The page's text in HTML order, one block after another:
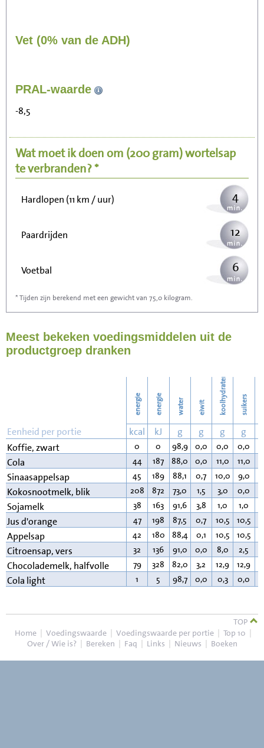
Vet (0% van de ADH)
PRAL-waarde
-8,5
Wat moet ik doen om (200 gram)wortelsap
te verbranden? *
Zitten, tv kijken
Wandelen (5 km/uur) 11
Hardlopen (11 km / uur) 4
Paardrijden 12
Voetbal 6
Stofzuigen
Strijken 21
24
* Tijden zijn berekend met een gewicht van 75,0 kilogram.
Meest bekeken voedingsmiddelen uit de
productgroep dranken
energie energie water eiwit koolhydraten suikers
Eenheid per portie kcal kJ g g g g
Koffie, zwart
0 0 98,9 0,0 0,0 0,0
Cola 44 187 88,0 0,0 11,0 11,0
Sinaasappelsap 45 189 88,1 0,7 10,0 9,0
Kokosnootmelk, blik 208 872 73,0 1,5 3,0 0,0
Sojamelk 38 163 91,6 3,8 1,0 1,0
Jus d'orange 47 198 87,5 0,7 10,5 10,5
Appelsap 42 180 88,4 0,1 10,5 10,5
Citroensap, vers 32 136 91,0 0,0 8,0 2,5
Chocolademelk, halfvolle 79 328 82,0 3,2 12,9 12,9
Cola light 1 5 98,7 0,0 0,3 0,0
TOP
Home | Voedingswaarde | Voedingswaarde per portie | Top 10 |
Over / Wie is? | Bereken | Faq | Links | Nieuws | Boeken